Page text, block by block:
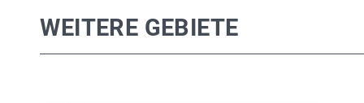
WEITERE GEBIETE